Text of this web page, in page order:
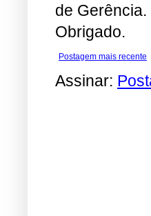
de
Obrigado.
Postagem mais recente
Assinar: